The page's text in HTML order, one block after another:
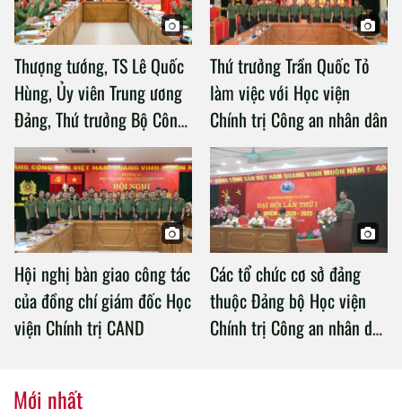
Thượng tướng, TS Lê Quốc
Hùng, Ủy viên Trung ương
Đảng, Thứ trưởng Bộ Công
an làm việc với Học viện
Chính trị Công an nhân dân
Thứ trưởng Trần Quốc Tỏ
làm việc với Học viện
Chính trị Công an nhân dân
Hội nghị bàn giao công tác
của đồng chí giám đốc Học
viện Chính trị CAND
Các tổ chức cơ sở đảng
thuộc Đảng bộ Học viện
Chính trị Công an nhân dân
Mới nhất